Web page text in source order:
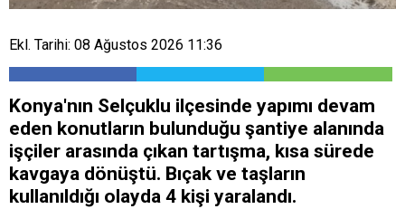
Ekl. Tarihi: 08 Ağustos 2026 11:36
Konya'nın Selçuklu ilçesinde yapımı devam
eden konutların bulunduğu şantiye alanında
işçiler arasında çıkan tartışma, kısa sürede
kavgaya dönüştü. Bıçak ve taşların
kullanıldığı olayda 4 kişi yaralandı.